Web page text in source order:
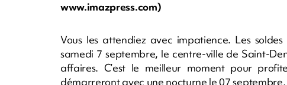
www.imazpress.com)
Vous les attendiez avec impatience. Les
samedi 7 septembre, le centre-ville de Saint-
affaires. C’est le meilleur moment pour
démarreront avec une nocturne le 07